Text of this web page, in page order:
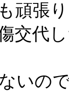
頑張
交代
いの